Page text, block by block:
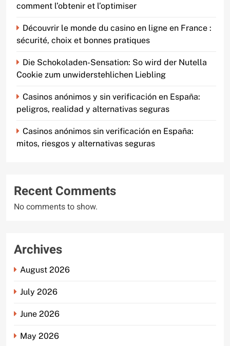
comment l’obtenir et l’optimiser
Découvrir le monde du casino en ligne en France :
sécurité, choix et bonnes pratiques
Die Schokoladen-Sensation: So wird der Nutella
Cookie zum unwiderstehlichen Liebling
Casinos anónimos y sin verificación en España:
peligros, realidad y alternativas seguras
Casinos anónimos sin verificación en España:
mitos, riesgos y alternativas seguras
Recent Comments
No comments to show.
Archives
August 2026
July 2026
June 2026
May 2026